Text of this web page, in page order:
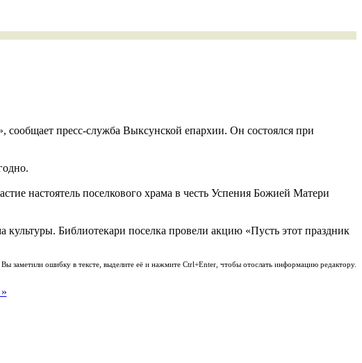
сообщает пресс-служба Выксунской епархии. Он состоялся при
настоятель поселкового храма в честь Успения Божией Матери
культуры. Библиотекари поселка провели акцию «Пусть этот праздник
заметили ошибку в тексте, выделите её и нажмите Ctrl+Enter, чтобы отослать информацию редактору.